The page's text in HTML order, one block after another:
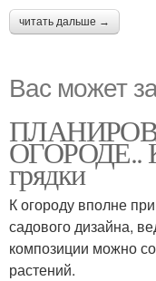
читать дальше →
Вас может
ОГОРОДЕ..
грядки
К огороду вполне
садового дизайна,
композиции можно
растений.